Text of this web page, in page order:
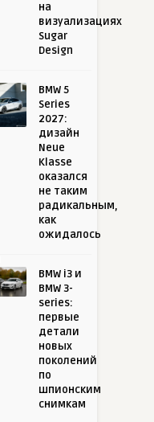
на
визуализациях
Sugar
Design
BMW 5
Series
2027:
дизайн
Neue
Klasse
оказался
не таким
радикальным,
как
ожидалось
BMW i3 и
BMW 3-
series:
первые
детали
новых
поколений
по
шпионским
снимкам